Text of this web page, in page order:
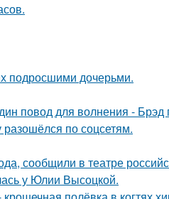
подросшими дочерьми.
повод для волнения - Брэд
разошёлся по соцсетям.
сообщили в театре
у Юлии Высоцкой.